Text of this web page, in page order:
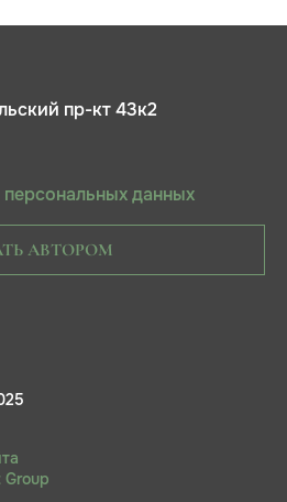
пр-кт 43к2
данных
АВТОРОМ
Group